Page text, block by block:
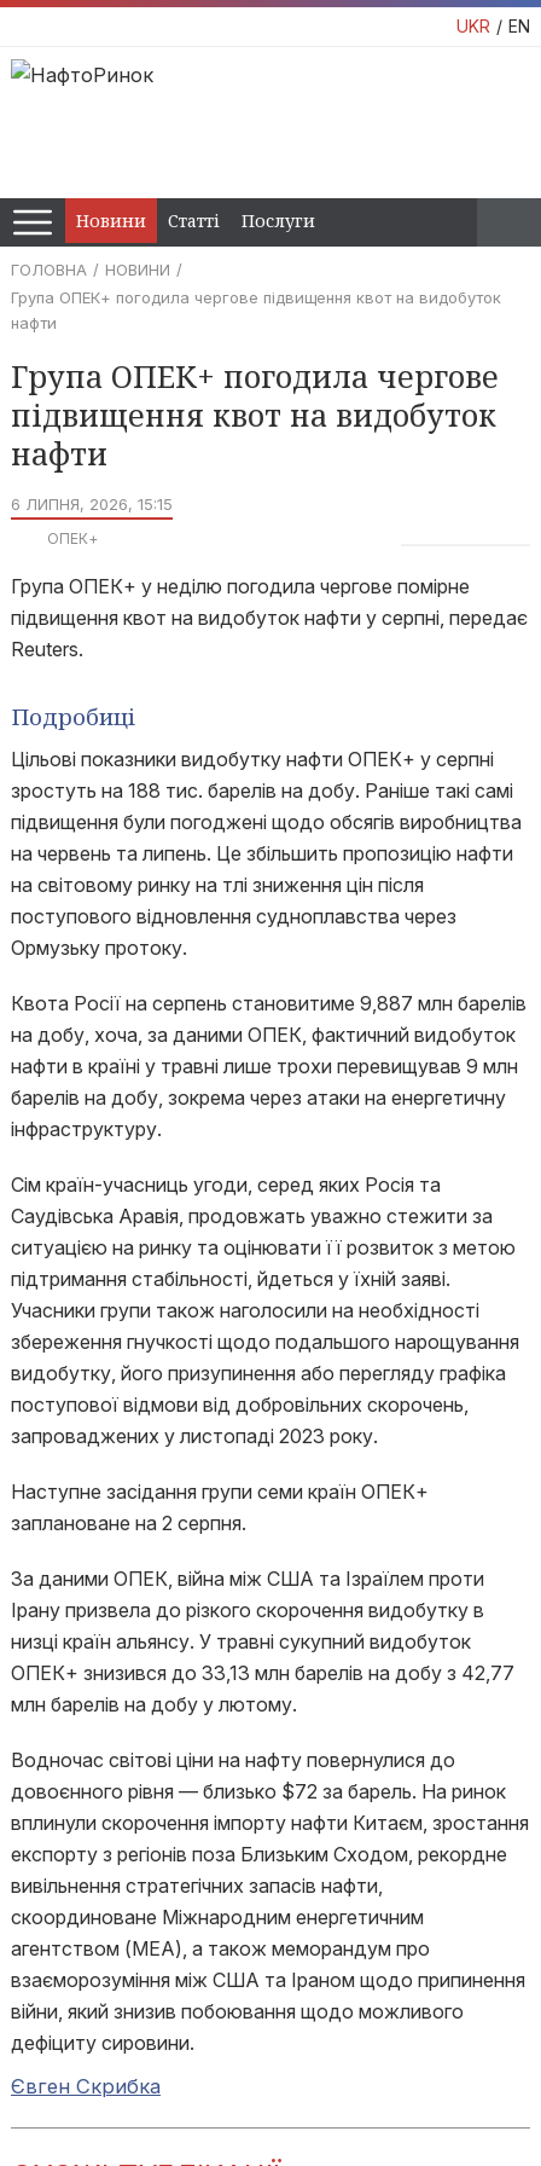
UKR EN
Новини Статті Послуги
ГОЛОВНА
НОВИНИ
Група ОПЕК+ погодила чергове підвищення квот на видобуток
нафти
Група ОПЕК+ погодила чергове
підвищення квот на видобуток
нафти
6 ЛИПНЯ, 2026, 15:15
ОПЕК+
Група ОПЕК+ у неділю погодила чергове помірне
підвищення квот на видобуток нафти у серпні, передає
Reuters.
Подробиці
Цільові показники видобутку нафти ОПЕК+ у серпні
зростуть на 188 тис. барелів на добу. Раніше такі самі
підвищення були погоджені щодо обсягів виробництва
на червень та липень. Це збільшить пропозицію нафти
на світовому ринку на тлі зниження цін після
поступового відновлення судноплавства через
Ормузьку протоку.
Квота Росії на серпень становитиме 9,887 млн барелів
на добу, хоча, за даними ОПЕК, фактичний видобуток
нафти в країні у травні лише трохи перевищував 9 млн
барелів на добу, зокрема через атаки на енергетичну
інфраструктуру.
Сім країн-учасниць угоди, серед яких Росія та
Саудівська Аравія, продовжать уважно стежити за
ситуацією на ринку та оцінювати її розвиток з метою
підтримання стабільності, йдеться у їхній заяві.
Учасники групи також наголосили на необхідності
збереження гнучкості щодо подальшого нарощування
видобутку, його призупинення або перегляду графіка
поступової відмови від добровільних скорочень,
запроваджених у листопаді 2023 року.
Наступне засідання групи семи країн ОПЕК+
заплановане на 2 серпня.
За даними ОПЕК, війна між США та Ізраїлем проти
Ірану призвела до різкого скорочення видобутку в
низці країн альянсу. У травні сукупний видобуток
ОПЕК+ знизився до 33,13 млн барелів на добу з 42,77
млн барелів на добу у лютому.
Водночас світові ціни на нафту повернулися до
довоєнного рівня — близько $72 за барель. На ринок
вплинули скорочення імпорту нафти Китаєм, зростання
експорту з регіонів поза Близьким Сходом, рекордне
вивільнення стратегічних запасів нафти,
скоординоване Міжнародним енергетичним
агентством (МЕА), а також меморандум про
взаєморозуміння між США та Іраном щодо припинення
війни, який знизив побоювання щодо можливого
дефіциту сировини.
Євген Скрибка